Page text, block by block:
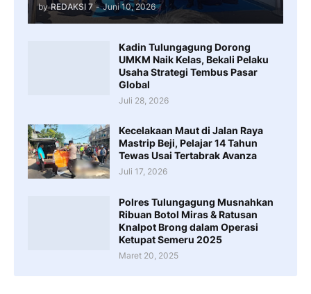
by REDAKSI 7 - Juni 10, 2026
Kadin Tulungagung Dorong
UMKM Naik Kelas, Bekali Pelaku
Usaha Strategi Tembus Pasar
Global
Juli 28, 2026
Kecelakaan Maut di Jalan Raya
Mastrip Beji, Pelajar 14 Tahun
Tewas Usai Tertabrak Avanza
Juli 17, 2026
Polres Tulungagung Musnahkan
Ribuan Botol Miras & Ratusan
Knalpot Brong dalam Operasi
Ketupat Semeru 2025
Maret 20, 2025